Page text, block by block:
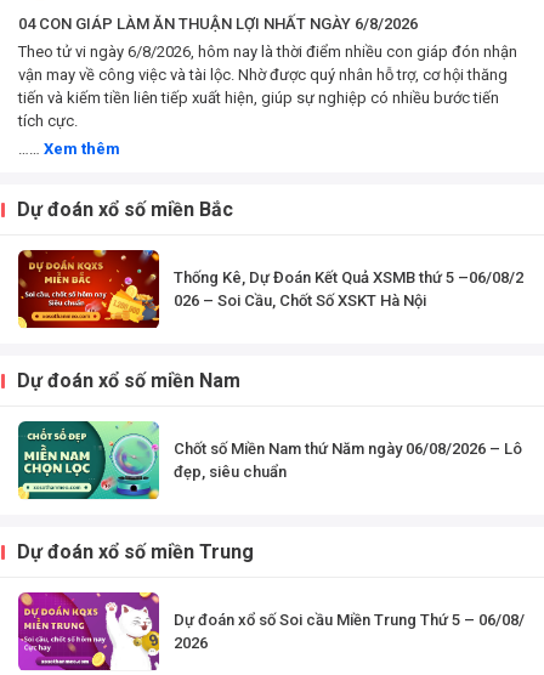
04 CON GIÁP LÀM ĂN THUẬN LỢI NHẤT NGÀY 6/8/2026
Theo tử vi ngày 6/8/2026, hôm nay là thời điểm nhiều con giáp đón nhận
vận may về công việc và tài lộc. Nhờ được quý nhân hỗ trợ, cơ hội thăng
tiến và kiếm tiền liên tiếp xuất hiện, giúp sự nghiệp có nhiều bước tiến
tích cực.
Xem thêm
Dự đoán xổ số miền Bắc
Thống Kê, Dự Đoán Kết Quả XSMB thứ 5 –06/08/2
026 – Soi Cầu, Chốt Số XSKT Hà Nội
Dự đoán xổ số miền Nam
Chốt số Miền Nam thứ Năm ngày 06/08/2026 – Lô
đẹp, siêu chuẩn
Dự đoán xổ số miền Trung
Dự đoán xổ số Soi cầu Miền Trung Thứ 5 – 06/08/
2026